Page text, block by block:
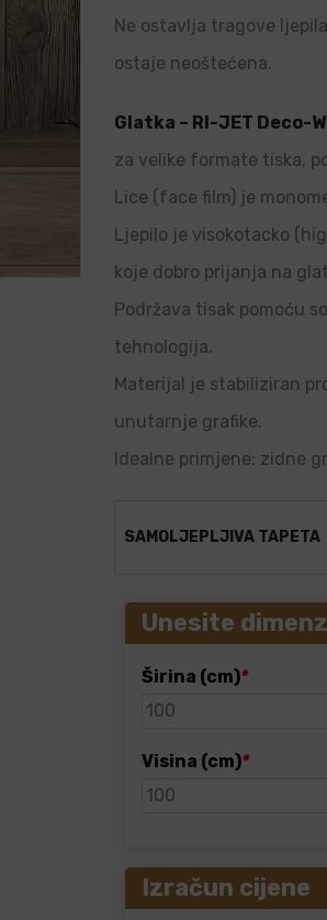
Ne ostavlja tragove
ostaje neoštećena.
Glatka – RI-JET Deco-
za velike formate tiska,
Lice (face film) je
Ljepilo je visokotacko
koje dobro prijanja na
Podržava tisak pomoću
tehnologija.
Materijal je stabiliziran
unutarnje grafike.
Idealne primjene: zidne
SAMOLJEPLJIVA TAPETA
Unesite
Širina (cm)*
Visina (cm)*
Izračun cijene